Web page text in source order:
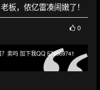
板，侬亿雷凑闹嫩了！
0
卖吗 加下我QQ 578869741